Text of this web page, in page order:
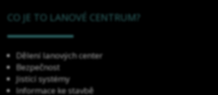
CO JE TO LANOVÉ CENTRUM?
Dělení lanových center
Bezpečnost
Jistící systémy
Informace ke stavbě